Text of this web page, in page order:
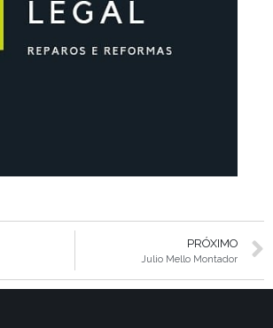
PRÓXIMO
Julio Mello Montador